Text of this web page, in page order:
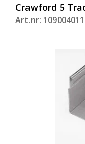
Crawford 5
Art.nr: 109004011